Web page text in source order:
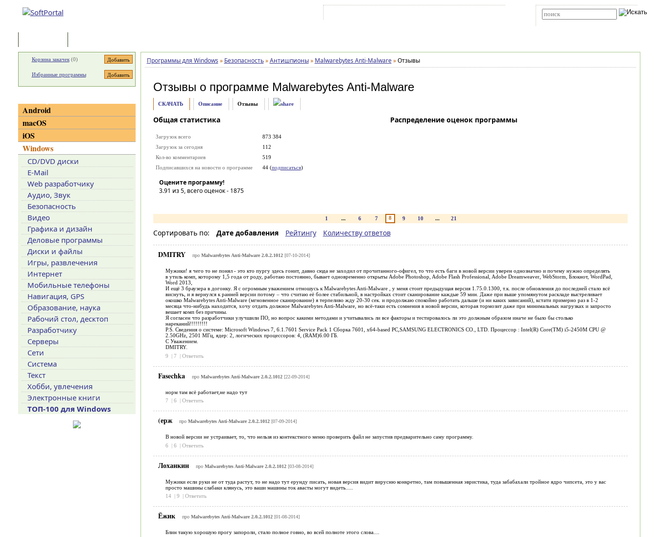
Программы для Windows » Безопасность » Антишпионы » Malwarebytes Anti-Malware » Отзывы
Отзывы о программе Malwarebytes Anti-Malware
СКАЧАТЬ Описание Отзывы
Общая статистика
Загрузок всего
873 384
Загрузок за сегодня
112
Кол-во комментариев
519
Подписавшихся на новости о программе
44 (подписаться)
Оцените программу!
3.91 из 5, всего оценок - 1875
Распределение оценок программы
1 ... 6 7 8 9 10 ... 21
Сортировать по: Дате добавления Рейтингу Количеству ответов
DMITRY про Malwarebytes Anti-Malware 2.0.2.1012[07-10-2014]
Мужики! я чего то не понял - это кто пургу здесь гонит, давно сюда не заходил от прочитанного-офигел, то что есть баги в новой версии уверен однозначно и почему нужно определять
в утиль комп, которому 1,5 года от роду, работаю постоянно, бывает одновременно открыты Adobe Photoshop, Adobe Flash Professional, Adobe Dreamweaver, WebStorm, Блокнот, WordPad,
Word 2013,
И ещё 3 браузера в догонку. Я с огромным уважением отношусь к Malwarebytes Anti-Malware , у меня стоит предыдущая версия 1.75.0.1300, т.к. после обновления до последней стало всё
виснуть, и я вернулся к ранней версии потому – что считаю её более стабильной, в настройках стоит сканирование каждые 59 мин. Даже при выше упомянутом раскладе выстреливает
окошко Malwarebytes Anti-Malware (мгновенное сканирование) я терпеливо жду 20-30 сек. и продолжаю спокойно работать дальше (и ни каких зависаний), кстати примерно раз в 1-2
месяца что-нибудь находится, хочу отдать должное Malwarebytes Anti-Malware, но всё-таки есть сомнения в новой версии, которая тормозит даже при минимальных нагрузках и запросто
вешает комп без причины.
Я согласен что разработчики улучшили ПО, но вопрос какими методами и учитывались ли все факторы и тестировалось ли это должным образом иначе не было бы столько
нареканий!!!!!!!!!
P.S. Сведения о системе: Microsoft Windows 7, 6.1.7601 Service Pack 1 Сборка 7601, x64-based PC,SAMSUNG ELECTRONICS CO., LTD. Процессор : Intel(R) Core(TM) i5-2450M CPU @
2.50GHz, 2501 МГц, ядер: 2, логических процессоров: 4, (RAM)6.00 ГБ.
С Уважением.
DMITRY.
9
| 7 | Ответить
Fasechka про Malwarebytes Anti-Malware 2.0.2.1012[22-09-2014]
норм там всё работает,не надо тут
7
| 6 | Ответить
(ерж про Malwarebytes Anti-Malware 2.0.2.1012[07-09-2014]
В новой версии не устраивает, то, что нельзя из контекстного меню проверить файл не запустив предварительно саму программу.
6
| 6 | Ответить
Лоханкин про Malwarebytes Anti-Malware 2.0.2.1012[03-08-2014]
Мужики если руки не от туда растут, то не надо тут ерунду писать, новая версия видит вирусню конкретно, там повышенная эвристика, туда забабахали тройное ядро чипсета, это у вас
просто машины слабаки клянусь, это ваши машины ток авасты могут видеть.....
14 | 9 | Ответить
Ёжик про Malwarebytes Anti-Malware 2.0.2.1012[01-08-2014]
Блин такую хорошую прогу запороли, стало полное говно, во всей полноте этого слова....
Корзина закачек(0)
Избранные программы
Android
macOS
iOS
Windows
CD/DVD диски
E-Mail
Web разработчику
Аудио, Звук
Безопасность
Видео
Графика и дизайн
Деловые программы
Диски и файлы
Игры, развлечения
Интернет
Мобильные телефоны
Навигация, GPS
Образование, наука
Рабочий стол, десктоп
Разработчику
Серверы
Сети
Система
Текст
Хобби, увлечения
Электронные книги
ТОП-100 для Windows